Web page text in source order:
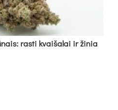
ras­ti kvai­ša­lai ir ži­nia